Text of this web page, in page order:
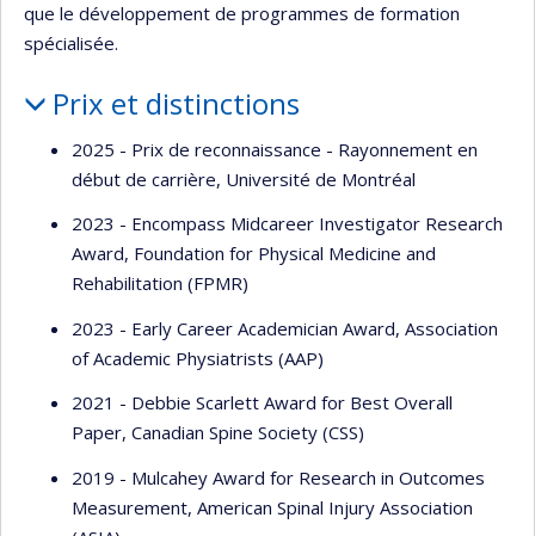
que le développement de programmes de formation
spécialisée.
Prix et distinctions
2025 - Prix de reconnaissance - Rayonnement en
début de carrière, Université de Montréal
2023 - Encompass Midcareer Investigator Research
Award, Foundation for Physical Medicine and
Rehabilitation (FPMR)
2023 - Early Career Academician Award, Association
of Academic Physiatrists (AAP)
2021 - Debbie Scarlett Award for Best Overall
Paper, Canadian Spine Society (CSS)
2019 - Mulcahey Award for Research in Outcomes
Measurement, American Spinal Injury Association